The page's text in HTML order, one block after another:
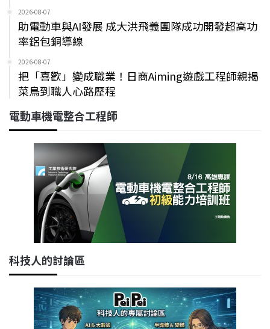
2026-08-07
助電動車與AI發展 成大洪飛義團隊成功開發超高功
率鋁包銅導線
2026-08-07
把「喜歡」變成職業！日商Aiming遊戲工程師親揭
菜鳥到職人心路歷程
電動車機電整合工程師
科技人的討論區